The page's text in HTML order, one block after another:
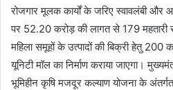
रोजगार मूलक कार्यों के जरिए स्वावलंबी और
पर 52.20 करोड़ की लागत से 179 महतारी
महिला समूहों के उत्पादों की बिक्री हेतु 200
यूनिटी मॉल का निर्माण कराया जाएगा।
भूमिहीन कृषि मजदूर कल्याण योजना के